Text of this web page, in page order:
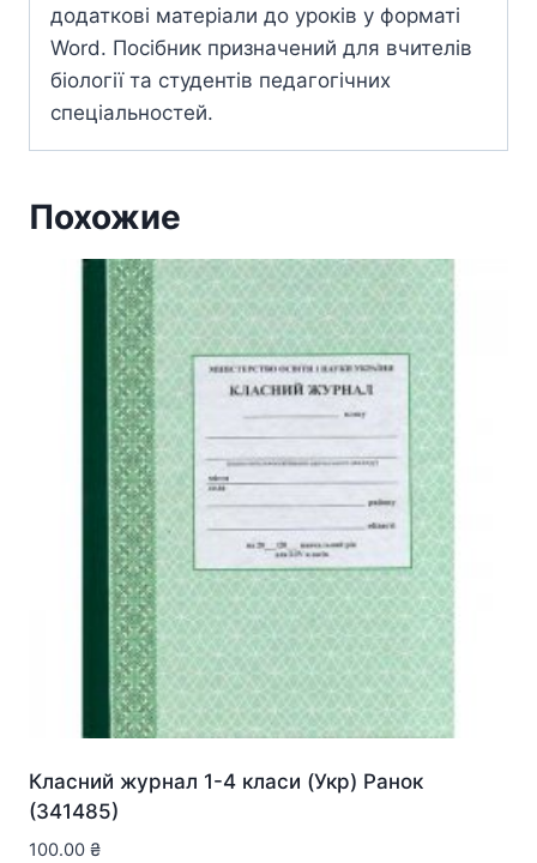
додаткові матеріали до уроків у форматі
Word. Посібник призначений для вчителів
біології та студентів педагогічних
спеціальностей.
Похожие
Класний журнал 1-4 класи (Укр) Ранок
(341485)
100.00 ₴